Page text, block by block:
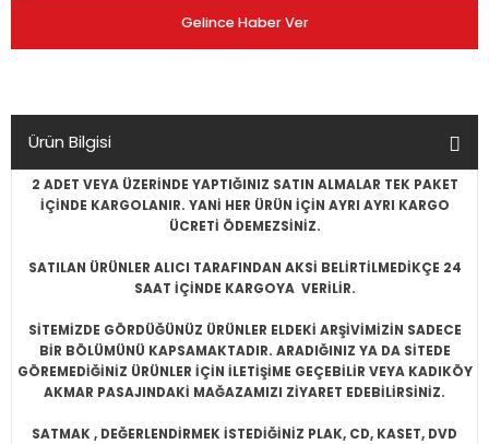
Gelince Haber Ver
Ürün Bilgisi
2 ADET VEYA ÜZERİNDE YAPTIĞINIZ SATIN ALMALAR TEK PAKET
İÇİNDE KARGOLANIR. YANİ HER ÜRÜN İÇİN AYRI AYRI KARGO
ÜCRETİ ÖDEMEZSİNİZ.
SATILAN ÜRÜNLER ALICI TARAFINDAN AKSİ BELİRTİLMEDİKÇE 24
SAAT İÇİNDE KARGOYA VERİLİR.
SİTEMİZDE GÖRDÜĞÜNÜZ ÜRÜNLER ELDEKİ ARŞİVİMİZİN SADECE
BİR BÖLÜMÜNÜ KAPSAMAKTADIR. ARADIĞINIZ YA DA SİTEDE
GÖREMEDİĞİNİZ ÜRÜNLER İÇİN İLETİŞİME GEÇEBİLİR VEYA KADIKÖY
AKMAR PASAJINDAKİ MAĞAZAMIZI ZİYARET EDEBİLİRSİNİZ.
SATMAK , DEĞERLENDİRMEK İSTEDİĞİNİZ PLAK, CD, KASET, DVD